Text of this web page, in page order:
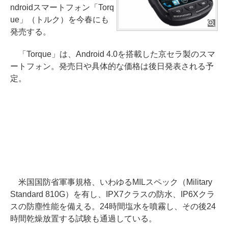
ndroidスマートフォン「Torq
ue」（トルク）を今春にも
発売する。
「Torque」は、Android 4.0を搭載した京セラ製のスマ
ートフォン。発売日や具体的な価格は後日発表される予
定。
米国国防省軍事規格、いわゆるMILスペック（Military
Standard 810G）を有し、IPX7クラスの防水、IP6Xクラ
スの防塵性能を備える。24時間塩水を噴霧し、その後24
時間乾燥放置する試験も通過している。